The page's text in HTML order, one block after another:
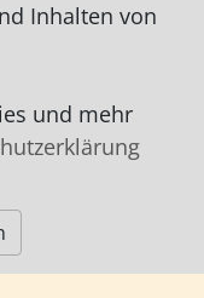
Inhalten von
und mehr